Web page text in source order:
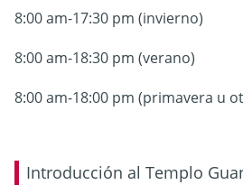
8:00 am-17:30 pm (invierno)
8:00 am-18:30 pm (verano)
8:00 am-18:00 pm (primavera u
Introducción al Templo